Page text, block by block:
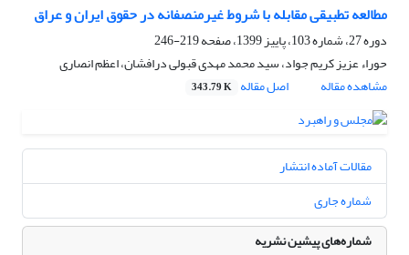
مطالعه تطبیقی مقابله با شروط غیرمنصفانه در حقوق ایران و عراق
دوره 27، شماره 103، پاییز 1399، صفحه
219-246
حوراء عزیز کریم جواد، سید محمد مهدی قبولی درافشان، اعظم انصاری
مشاهده مقاله
اصل مقاله 343.79 K
مقالات آماده انتشار
شماره جاری
شماره‌های پیشین نشریه